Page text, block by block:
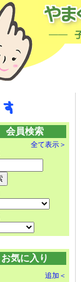
会員検索
全て表示＞
お気に入り
追加＜